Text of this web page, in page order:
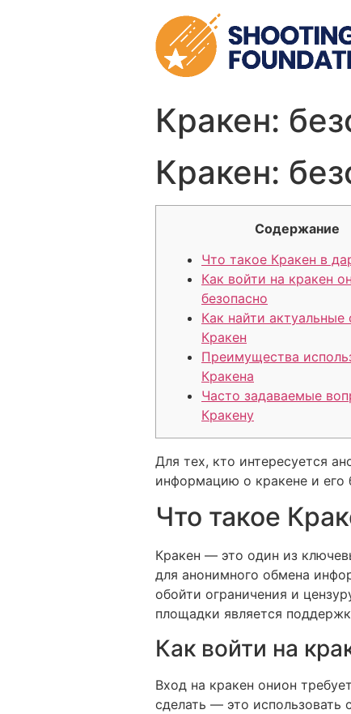
Кракен:
Кракен:
Содержание
Что такое Кракен в
Как войти на кракен
безопасно
Как найти актуальные
Кракен
Преимущества
Кракена
Часто задаваемые
Кракену
Для тех, кто интересуется
информацию о кракене и его
Что такое
Кракен — это один из
для анонимного обмена
обойти ограничения и
площадки является
Как войти на
Вход на кракен онион
сделать — это использовать